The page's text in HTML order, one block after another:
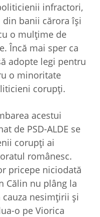
infractori,
banii cărora îşi
o mulţime de
Încă mai sper ca
adopte legi pentru
o minoritate
corupţi.
acestui
de PSD-ALDE se
corupţi ai
românesc.
pricepe niciodată
Călin nu plâng la
nesimţirii şi
o pe Viorica